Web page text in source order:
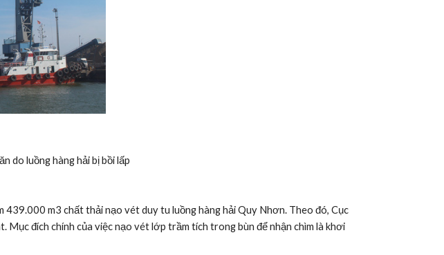
do luồng hàng hải bị bồi lấp
439.000 m3 chất thải nạo vét duy tu luồng hàng hải Quy Nhơn. Theo đó, Cục
Mục đích chính của việc nạo vét lớp trầm tích trong bùn để nhận chìm là khơi